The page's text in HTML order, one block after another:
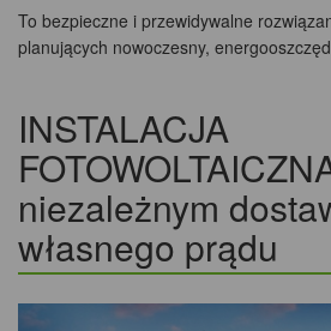
To bezpieczne i przewidywalne
planujących nowoczesny,
INSTALACJA
niezależnym
własnego prądu